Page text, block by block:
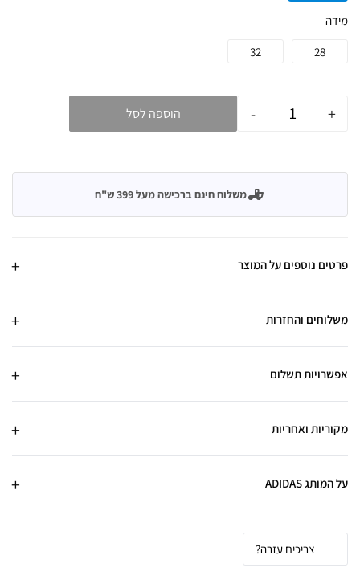
מידה
28
32
- + הוספה לסל
משלוח חינם ברכישה מעל 399 ש"ח
פרטים נוספים על המוצר
משלוחים והחזרות
אפשרויות תשלום
מקוריות ואחריות
על המותג ADIDAS
צריכים עזרה?